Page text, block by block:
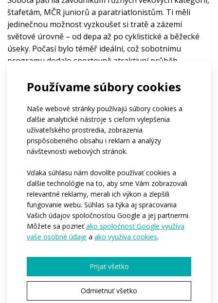
Používame súbory cookies
Naše webové stránky používajú súbory cookies a
ďalšie analytické nástroje s cieľom vylepšenia
užívateľského prostredia, zobrazenia
prispôsobeného obsahu i reklam a analýzy
návštevnosti webových stránok.
Vďaka súhlasu nám dovolíte používať cookies a
ďalšie technológie na to, aby sme Vám zobrazovali
relevantné reklamy, merali ich výkon a zlepšili
fungovanie webu. Súhlas sa týka aj spracovania
Vašich údajov spoločnosťou Google a jej partnermi.
Môžete sa pozrieťako spoločnosť Google využíva
vaše osobné údaje a ako využíva cookies.
Prijať všetko
Odmietnuť všetko
štafetám, MČR juniorů a paratriatlonistům. Ti měli
jedinečnou možnost vyzkoušet si tratě a zázemí
světové úrovně – od depa až po cyklistické a běžecké
úseky. Počasí bylo téměř ideální, což sobotnímu
programu dodalo sportovně atraktivní průběh.
Nedělní program byl vyvrcholením celého víkendu, když
světa WTCS a na trati se představili elitní světoví
triatleti. Deštivé počasí ztížilo především cyklistickou
část závodu žen. Odpolední závod mužů už provázely
jen občasné přeháňky.